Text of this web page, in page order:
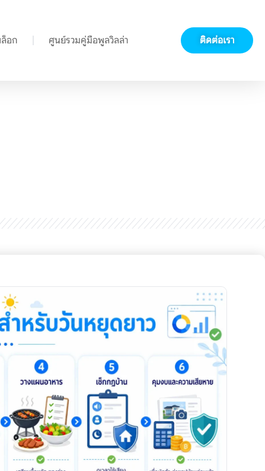
อก ศูนย์รวมคู่มือพูลวิลล่า ติดต่อเรา